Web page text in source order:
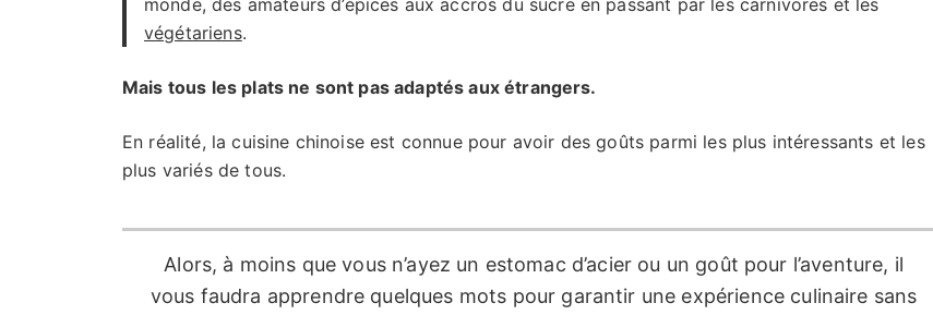
monde, des amateurs d’épices aux accros du sucre en passant par les carnivores et les
végétariens.
Mais tous les plats ne sont pas adaptés aux étrangers.
En réalité, la cuisine chinoise est connue pour avoir des goûts parmi les plus intéressants et les
plus variés de tous.
Alors, à moins que vous n’ayez un estomac d’acier ou un goût pour l’aventure, il
vous faudra apprendre quelques mots pour garantir une expérience culinaire sans